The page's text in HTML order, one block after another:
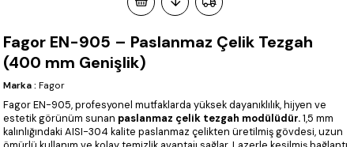
Fagor EN-905 – Paslanmaz Çelik Tezgah
(400 mm Genişlik)
Marka : Fagor
Fagor EN-905, profesyonel mutfaklarda yüksek dayanıklılık, hijyen ve
estetik görünüm sunan paslanmaz çelik tezgah modülüdür.1,5 mm
kalınlığındaki AISI-304 kalite paslanmaz çelikten üretilmiş gövdesi, uzun